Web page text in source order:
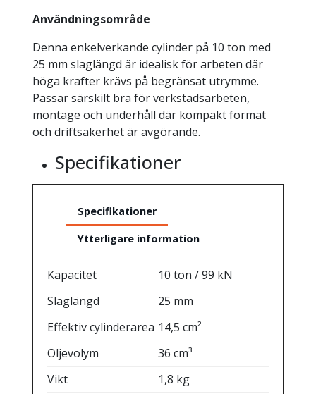
Användningsområde
Denna enkelverkande cylinder på 10 ton med
25 mm slaglängd är idealisk för arbeten där
höga krafter krävs på begränsat utrymme.
Passar särskilt bra för verkstadsarbeten,
montage och underhåll där kompakt format
och driftsäkerhet är avgörande.
Specifikationer
Specifikationer
Ytterligare information
Kapacitet
10 ton / 99 kN
Slaglängd
25 mm
Effektiv cylinderarea 14,5 cm²
Oljevolym
36 cm³
Vikt
1,8 kg